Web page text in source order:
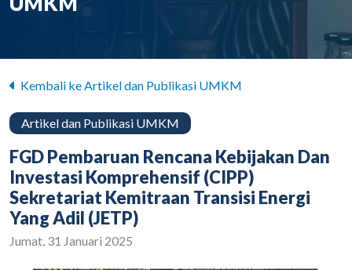
Kembali ke Artikel dan Publikasi UMKM
Artikel dan Publikasi UMKM
FGD Pembaruan Rencana Kebijakan Dan
Investasi Komprehensif (CIPP)
Sekretariat Kemitraan Transisi Energi
Yang Adil (JETP)
Jumat, 31 Januari 2025